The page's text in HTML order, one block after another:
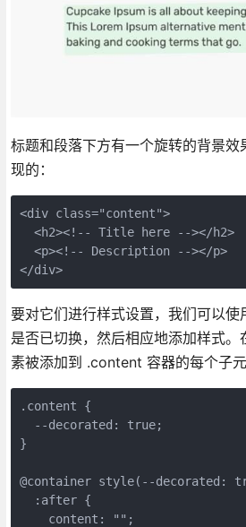
标题和段落下方有一个旋转的背景效
现的：
<div class="content">
  <h2><!-- Title here --></h2>
  <p><!-- Description --></p>
</div>
要对它们进行样式设置，我们可以使
是否已切换，然后相应地添加样式
素被添加到 .content 容器的每个子元
.content {
  --decorated: true;
}
@container style(--decorated:
  :after {
    content: "";